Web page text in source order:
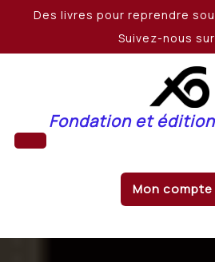
Des livres pour reprendre
Suivez-nous sur
Fondation et
Mon compte